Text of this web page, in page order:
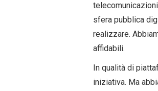
sfera pubblica
realizzare.
affidabili.
In qualità di
iniziativa. Ma